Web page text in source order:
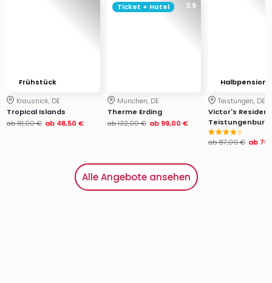
Frühstück
Krausnick, DE
Tropical Islands
ab81,00 € ab 48,50 €
3.9
Ticket + Hotel
München, DE
Therme Erding
ab132,00 € ab 99,00 €
Halbpension
Teistungen, DE
Victor's
Teistungenburg
s
ab87,00 € ab
Alle Angebote ansehen